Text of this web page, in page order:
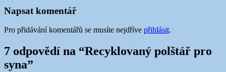
Napsat komentář
Pro přidávání komentářů se musíte nejdříve přihlásit.
7 odpovědí na “Recyklovaný polštář pro
syna”